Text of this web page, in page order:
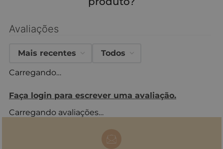
Avaliações
Carregando…
Faça login para escrever uma avaliação.
Mais recentes Todos
Carregando avaliações…